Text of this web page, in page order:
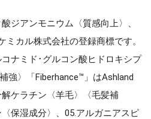
ジアンモニウム〈質感向上〉、
ミカル株式会社の登録商標です。
ナミド･グルコン酸ヒドロキシプ
強〉「Fiberhance™」はAshland
ケラチン〈羊毛〉〈毛髪補
保湿成分〉、05.アルガニアスピ